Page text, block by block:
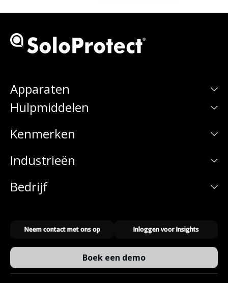
Apparaten
Hulpmiddelen
Kenmerken
Industrieën
Bedrijf
Neem contact met ons op Inloggen voor Insights
Boek een demo